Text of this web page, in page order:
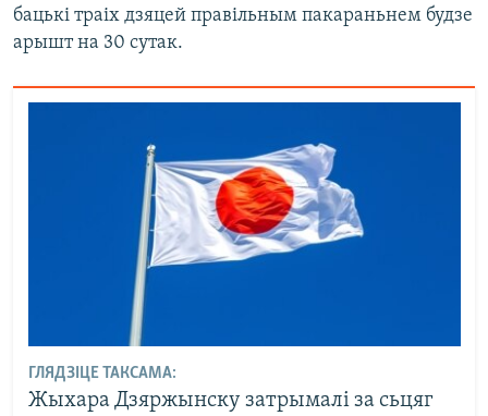
бацькі траіх дзяцей правільным пакараньнем будзе
арышт на 30 сутак.
ГЛЯДЗІЦЕ ТАКСАМА:
Жыхара Дзяржынску затрымалі за сьцяг